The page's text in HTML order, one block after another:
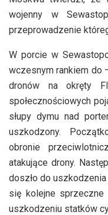
wojenny w
przeprowadzenie
W porcie w
wczesnym rankiem do
dronów na okręty
społecznościowych
słupy dymu nad
uszkodzony.
obronie
atakujące drony.
doszło do
się kolejne
uszkodzeniu statków